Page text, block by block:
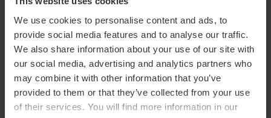
We use cookies to personalise content and ads, to
provide social media features and to analyse our traffic.
We also share information about your use of our site with
our social media, advertising and analytics partners who
may combine it with other information that you’ve
provided to them or that they’ve collected from your use
of their services. You will find more information in our
Gimnasio
Aangepaste toiletten